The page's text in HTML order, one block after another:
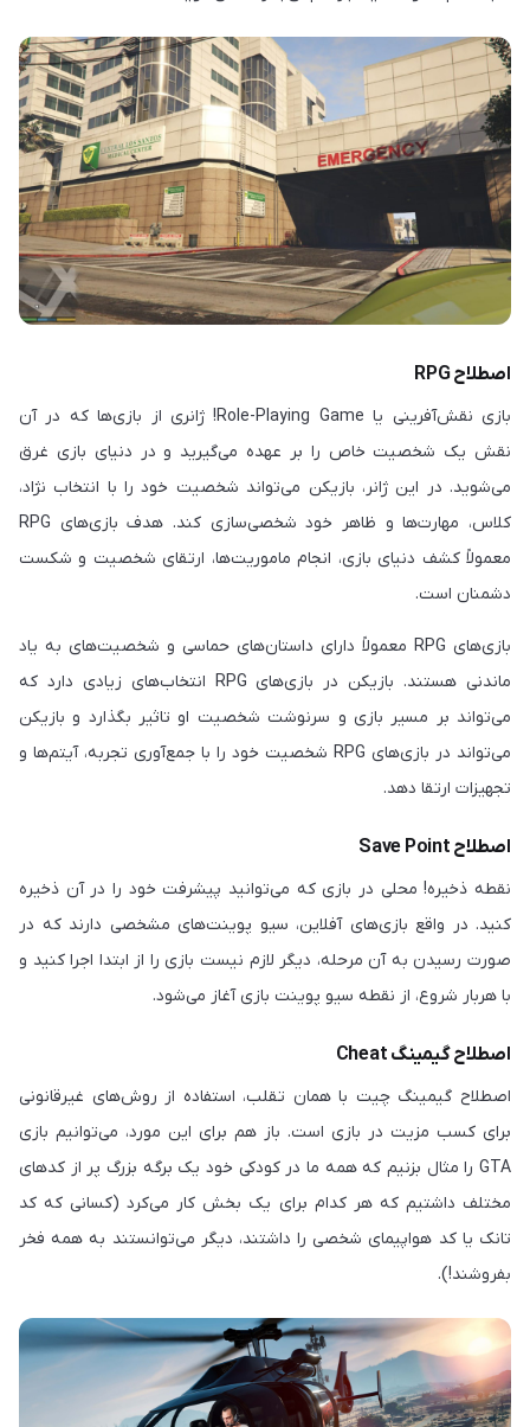
اصطلاح RPG
بازی نقش‌آفرینی یا Role-Playing Game! ژانری از بازی‌ها که در آن
نقش یک شخصیت خاص را بر عهده می‌گیرید و در دنیای بازی غرق
می‌شوید. در این ژانر، بازیکن می‌تواند شخصیت خود را با انتخاب نژاد،
کلاس، مهارت‌ها و ظاهر خود شخصی‌سازی کند. هدف بازی‌های RPG
معمولاً کشف دنیای بازی، انجام ماموریت‌ها، ارتقای شخصیت و شکست
دشمنان است.
بازی‌های RPG معمولاً دارای داستان‌های حماسی و شخصیت‌های به یاد
ماندنی هستند. بازیکن در بازی‌های RPG انتخاب‌های زیادی دارد که
می‌تواند بر مسیر بازی و سرنوشت شخصیت او تاثیر بگذارد و بازیکن
می‌تواند در بازی‌های RPG شخصیت خود را با جمع‌آوری تجربه، آیتم‌ها و
تجهیزات ارتقا دهد.
اصطلاح Save Point
نقطه ذخیره! محلی در بازی که می‌توانید پیشرفت خود را در آن ذخیره
کنید. در واقع بازی‌های آفلاین، سیو پوینت‌های مشخصی دارند که در
صورت رسیدن به آن مرحله، دیگر لازم نیست بازی را از ابتدا اجرا کنید و
با هربار شروع، از نقطه سیو پوینت بازی آغاز می‌شود.
اصطلاح گیمینگ Cheat
اصطلاح گیمینگ چیت با همان تقلب، استفاده از روش‌های غیرقانونی
برای کسب مزیت در بازی است. باز هم برای این مورد، می‌توانیم بازی
GTA را مثال بزنیم که همه ما در کودکی خود یک برگه بزرگ پر از کدهای
مختلف داشتیم که هر کدام برای یک بخش کار می‌کرد (کسانی که کد
تانک یا کد هواپیمای شخصی را داشتند، دیگر می‌توانستند به همه فخر
بفروشند!).